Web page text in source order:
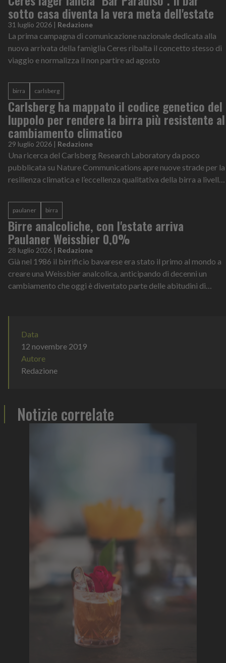
sotto casa diventa la vera meta dell'estate
31 luglio 2026 | Redazione
La prima campagna di comunicazione nazionale dedicata alla
nuova arrivata della famiglia Ceres ribalta il concetto stesso di
viaggio e normalizza il non partire ad agosto
birra carlsberg
Carlsberg ha mappato il codice genetico del
luppolo per rendere la birra più resistente al
cambiamento climatico
29 luglio 2026 | Redazione
Una ricerca del Carlsberg Research Laboratory da poco
pubblicata su Nature Communications apre nuove strade per la
resilienza climatica e l’eccellenza qualitativa della birra a livello
paulaner birra
Birre analcoliche, con l'estate arriva
Paulaner Weissbier 0,0%
28 luglio 2026 | Redazione
Già nel 1986 il birrificio bavarese era stato il primo al mondo a
creare una Weissbier analcolica, anticipando di decenni un
cambiamento che oggi è diventato parte delle abitudini di
Data
12 novembre 2019
Autore
Redazione
Notizie correlate